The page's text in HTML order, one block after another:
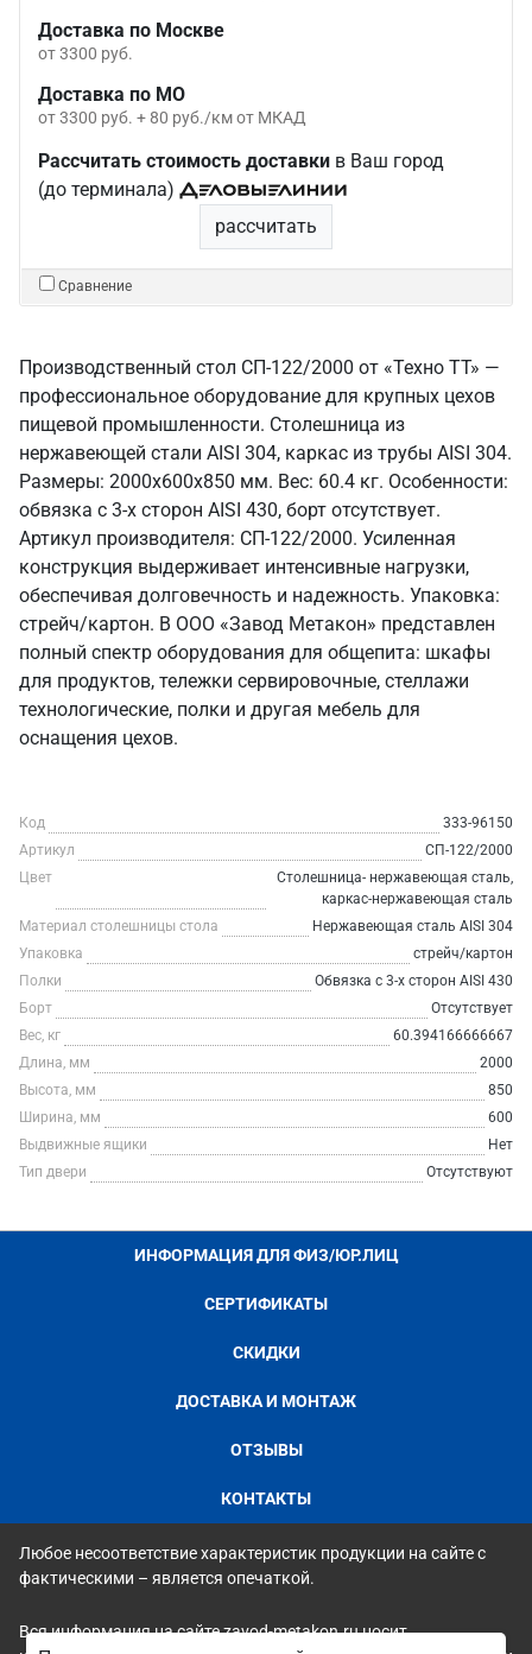
Доставка по Москве
от 3300 руб.
Доставка по МО
от 3300 руб. + 80 руб./км от МКАД
Рассчитать стоимость доставки в Ваш город
(до терминала)
рассчитать
Сравнение
Производственный стол СП-122/2000 от «Техно ТТ» —
профессиональное оборудование для крупных цехов
пищевой промышленности. Столешница из
нержавеющей стали AISI 304, каркас из трубы AISI 304.
Размеры: 2000x600x850 мм. Вес: 60.4 кг. Особенности:
обвязка с 3-х сторон AISI 430, борт отсутствует.
Артикул производителя: СП-122/2000. Усиленная
конструкция выдерживает интенсивные нагрузки,
обеспечивая долговечность и надежность. Упаковка:
стрейч/картон. В ООО «Завод Метакон» представлен
полный спектр оборудования для общепита: шкафы
для продуктов, тележки сервировочные, стеллажи
технологические, полки и другая мебель для
оснащения цехов.
Код
333-96150
Артикул
СП-122/2000
Цвет
Столешница- нержавеющая сталь,
каркас-нержавеющая сталь
Материал столешницы стола
Нержавеющая сталь AISI 304
Упаковка
стрейч/картон
Полки
Обвязка с 3-х сторон AISI 430
Борт
Отсутствует
Вес, кг
60.394166666667
Длина, мм
2000
Высота, мм
850
Ширина, мм
600
Выдвижные ящики
Нет
Тип двери
Отсутствуют
ИНФОРМАЦИЯ ДЛЯ ФИЗ/ЮР.ЛИЦ
СЕРТИФИКАТЫ
СКИДКИ
ДОСТАВКА И МОНТАЖ
ОТЗЫВЫ
КОНТАКТЫ
Любое несоответствие характеристик продукции на сайте с
фактическими – является опечаткой.
Вся информация на сайте zavod-metakon.ru носит